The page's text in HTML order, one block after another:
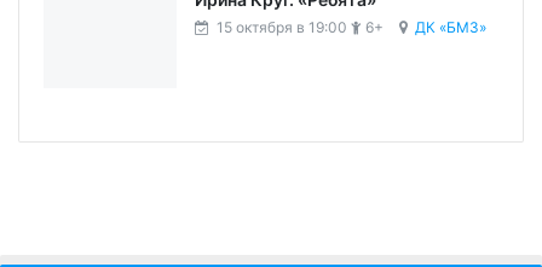
15 октября в 19:00 6+ ДК «БМЗ»